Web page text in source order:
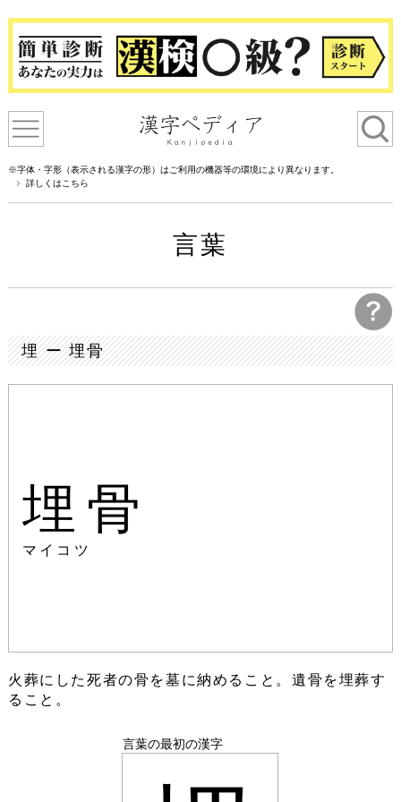
※字体・字形（表示される漢字の形）はご利用の機器等の環境により異なります。
詳しくはこちら
言葉
埋 ー 埋骨
埋骨
マイコツ
火葬にした死者の骨を墓に納めること。遺骨を埋葬す
ること。
言葉の最初の漢字